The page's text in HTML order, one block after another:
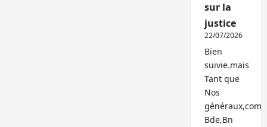
sur la
justice
22/07/2026
Bien
suivie.mais
Tant que
Nos
généraux,com
Bde,Bn